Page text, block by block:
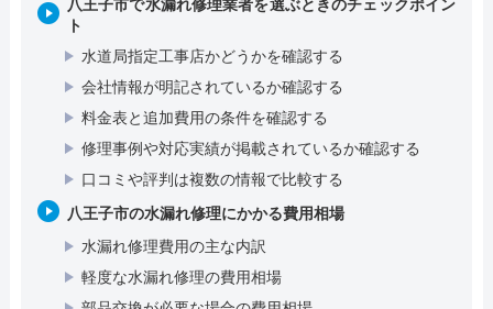
八王子市で水漏れ修理業者を選ぶときのチェックポイン
ト
水道局指定工事店かどうかを確認する
会社情報が明記されているか確認する
料金表と追加費用の条件を確認する
修理事例や対応実績が掲載されているか確認する
口コミや評判は複数の情報で比較する
八王子市の水漏れ修理にかかる費用相場
水漏れ修理費用の主な内訳
軽度な水漏れ修理の費用相場